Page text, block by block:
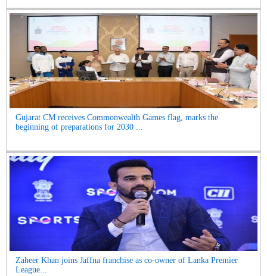
Gujarat CM receives Commonwealth Games flag, marks the
beginning of preparations for 2030 ...
Zaheer Khan joins Jaffna franchise as co-owner of Lanka Premier
League...